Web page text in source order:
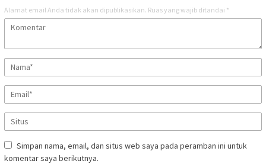
Alamat email Anda tidak akan dipublikasikan. Ruas yang wajib ditandai *
Simpan nama, email, dan situs web saya pada peramban ini untuk
komentar saya berikutnya.